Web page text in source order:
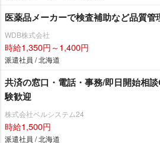
医薬品メーカーで検査補助など品質管
WDB株式会社
時給1,350円～1,400円
派遣社員 / 北海道
共済の窓口・電話・事務/即日開始相
験歓迎
株式会社ベルシステム24
時給1,500円
派遣社員 / 北海道